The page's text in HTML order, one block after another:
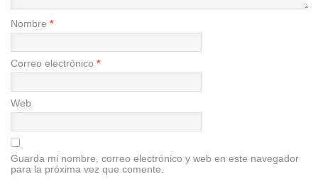
Nombre *
Correo electrónico *
Web
Guarda mi nombre, correo electrónico y web en este navegador
para la próxima vez que comente.